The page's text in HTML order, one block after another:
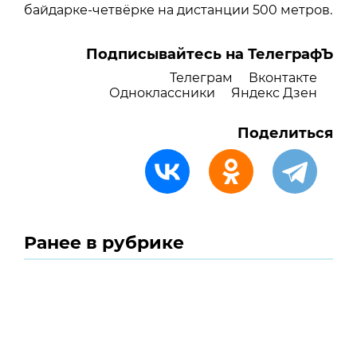
байдарке-четвёрке на дистанции 500 метров.
Подписывайтесь на ТелеграфЪ
Телеграм
Вконтакте
Одноклассники
Яндекс Дзен
Поделиться
Ранее в рубрике